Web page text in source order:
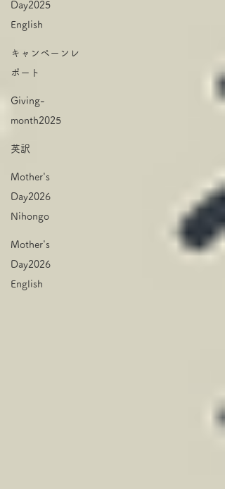
Day2025
English
キャンペーンレ
ポート
Giving-
month2025
英訳
Mother's
Day2026
Nihongo
Mother's
Day2026
English